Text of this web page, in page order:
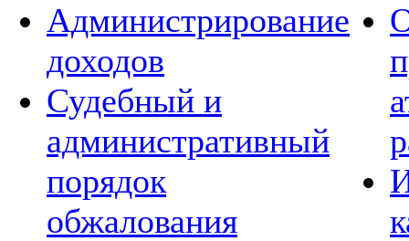
Администрирование
доходов
Судебный и
административный
порядок
обжалования